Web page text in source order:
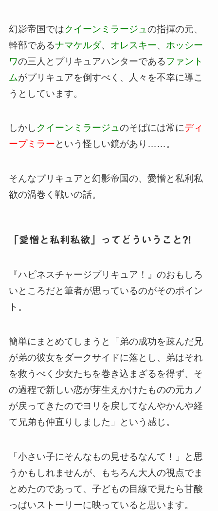
幻影帝国ではクイーンミラージュ の指揮の元、
幹部であるナマケルダ、 オレスキー、 ホッシー
ワの三人とプリキュアハンターであるファント
ムがプリキュアを倒すべく、人々を不幸に導こ
うとしています。
しかし クイーンミラージュのそばには常にディ
ープミラーという怪しい鏡があり……。
そんなプリキュアと幻影帝国の、愛憎と私利私
欲の渦巻く戦いの話。
「愛憎と私利私欲」ってどういうこと?!
『ハピネスチャージプリキュア！』のおもしろ
いところだと筆者が思っているのがそのポイン
ト。
簡単にまとめてしまうと「弟の成功を疎んだ兄
が弟の彼女をダークサイドに落とし、弟はそれ
を救うべく少女たちを巻き込まざるを得ず、そ
の過程で新しい恋が芽生えかけたものの元カノ
が戻ってきたのでヨリを戻してなんやかんや経
て兄弟も仲直りしました」という感じ。
「小さい子にそんなもの見せるなんて！」と思
うかもしれませんが、もちろん大人の視点でま
とめたのであって、子どもの目線で見たら甘酸
っぱいストーリーに映っていると思います。